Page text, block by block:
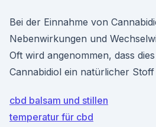
Bei der Einnahme von
Nebenwirkungen und
Oft wird angenommen, dass
Cannabidiol ein natürlicher Stoff
cbd balsam und stillen
temperatur für cbd